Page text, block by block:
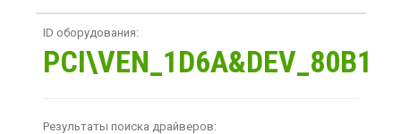
ID оборудования:
PCI\VEN_1D6A&DEV_80B1
Результаты поиска драйверов: